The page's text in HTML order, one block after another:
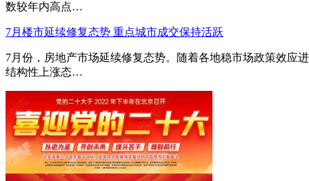
数较年内高点…
7月楼市延续修复态势 重点城市成交保持活跃
7月份，房地产市场延续修复态势。随着各地稳市场政策效应
结构性上涨态…